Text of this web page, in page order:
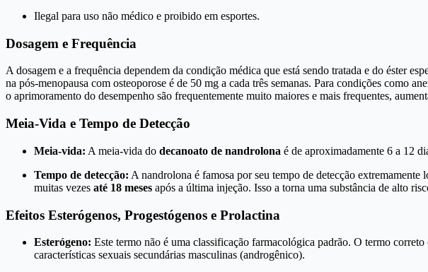
Ilegal para uso não médico e proibido em esportes.
Dosagem e Frequência
A dosagem e a frequência dependem da condição médica que está sendo tratada e do éster
na pós-menopausa com osteoporose é de 50 mg a cada três semanas. Para condições como
o aprimoramento do desempenho são frequentemente muito maiores e mais frequentes,
Meia-Vida e Tempo de Detecção
Meia-vida: A meia-vida do decanoato de nandrolona é de aproximadamente 6 a 12
Tempo de detecção: A nandrolona é famosa por seu tempo de detecção
muitas vezes até 18 meses após a última injeção. Isso a torna uma substância de alto
Efeitos Esterógenos, Progestógenos e Prolactina
Esterógeno: Este termo não é uma classificação farmacológica padrão. O termo correto
características sexuais secundárias masculinas (androgênico).